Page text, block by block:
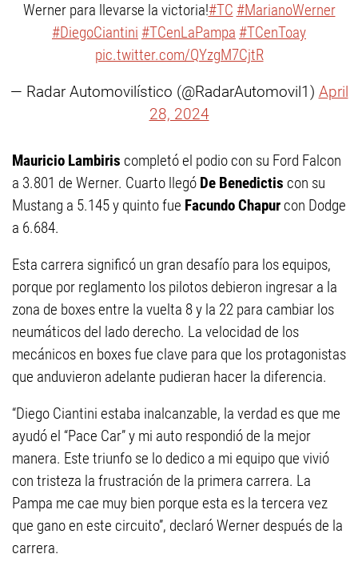
Werner para llevarse la victoria!#TC #MarianoWerner
#DiegoCiantini #TCenLaPampa #TCenToay
pic.twitter.com/QYzgM7CjtR
— Radar Automovilístico (@RadarAutomovil1) April
28, 2024
Mauricio Lambiris completó el podio con su Ford Falcon
a 3.801 de Werner. Cuarto llegó De Benedictis con su
Mustang a 5.145 y quinto fue Facundo Chapur con Dodge
a 6.684.
Esta carrera significó un gran desafío para los equipos,
porque por reglamento los pilotos debieron ingresar a la
zona de boxes entre la vuelta 8 y la 22 para cambiar los
neumáticos del lado derecho. La velocidad de los
mecánicos en boxes fue clave para que los protagonistas
que anduvieron adelante pudieran hacer la diferencia.
“Diego Ciantini estaba inalcanzable, la verdad es que me
ayudó el “Pace Car” y mi auto respondió de la mejor
manera. Este triunfo se lo dedico a mi equipo que vivió
con tristeza la frustración de la primera carrera. La
Pampa me cae muy bien porque esta es la tercera vez
que gano en este circuito”, declaró Werner después de la
carrera.